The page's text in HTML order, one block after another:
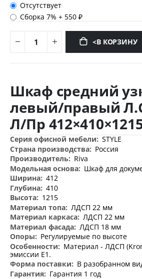
Отсутствует
Сборка 7%+ 550 ₽
<В КОРЗИНУ
началу
изображений
Шкаф средний
левый/правый
Л/Пр
Дополнительная
информация
STYLE
Россия
Riva
Шкаф для
412
410
1215
ЛДСП 22 мм
ЛДСП 22 мм
ЛДСП 18 мм
Регулируемые по высоте
Материал - ЛДСП
эмиссии Е1.
В разобранном
Гарантия 1 год